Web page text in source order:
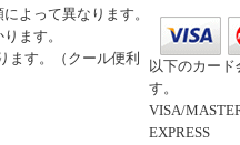
よって異なります。
ます。
ます。（クール便利
以下のカー
す。
VISA/
EXPRESS